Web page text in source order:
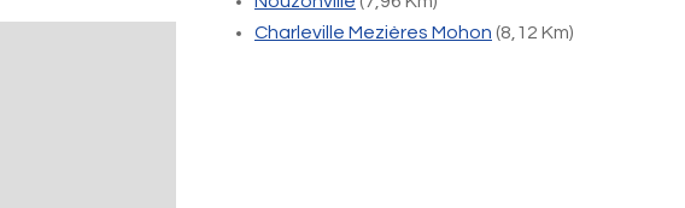
Charleville Mezières Mohon (8,12 Km)